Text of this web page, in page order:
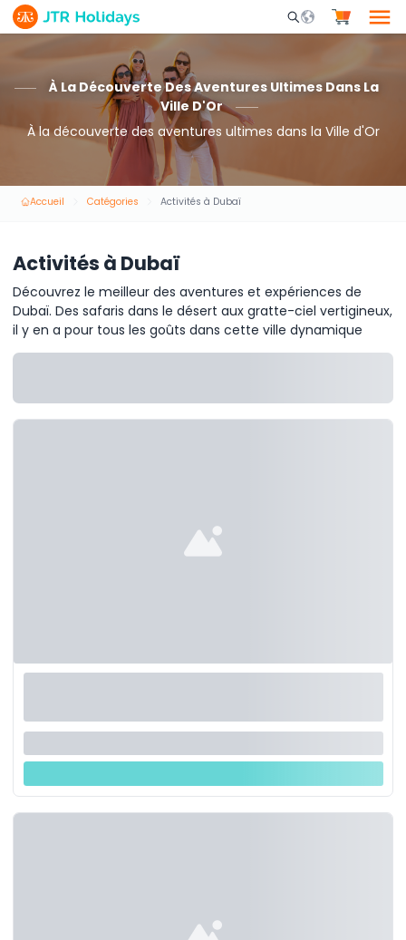
Mobile Search
À La Découverte Des Aventures Ultimes Dans La
Ville D'Or
À la découverte des aventures ultimes dans la Ville d'Or
Accueil Catégories Activités à Dubaï
Activités à Dubaï
Découvrez le meilleur des aventures et expériences de
Dubaï. Des safaris dans le désert aux gratte-ciel vertigineux,
il y en a pour tous les goûts dans cette ville dynamique